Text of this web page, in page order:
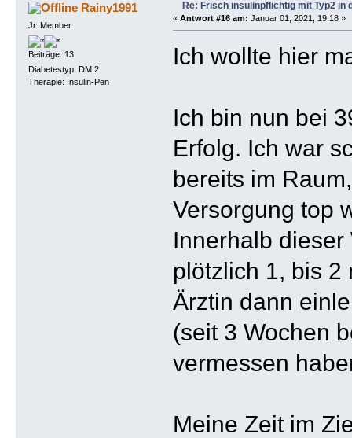
Rainy1991
Jr. Member
Beiträge: 13
Diabetestyp: DM 2
Therapie: Insulin-Pen
Re: Frisch insulinpflichtig mit Typ2 in
« Antwort #16 am: Januar 01, 2021, 19:18 »
Ich wollte hier
Ich bin nun bei
Erfolg. Ich war
bereits im
Versorgung top
Innerhalb
plötzlich 1, bis 2
Ärztin dann
(seit 3 Wochen
vermessen
Meine Zeit im